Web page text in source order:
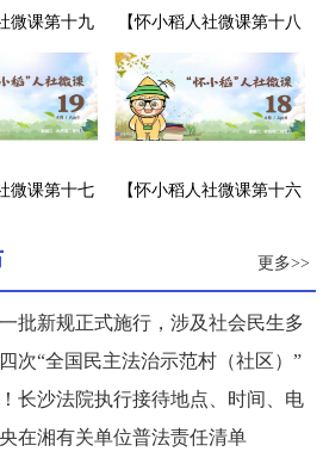
微课第十九
“发生伤亡
的条款有效
【怀小稻人社微课第十八
期】劳动合同到期没续签
该如何处理？
微课第十七
不签劳动合
办？
【怀小稻人社微课第十六
更多>>
批新规正式施行，涉及社会民生多
次“全国民主法治示范村（社区）”
示
长沙法院执行接待地点、时间、电
在湘有关单位普法责任清单